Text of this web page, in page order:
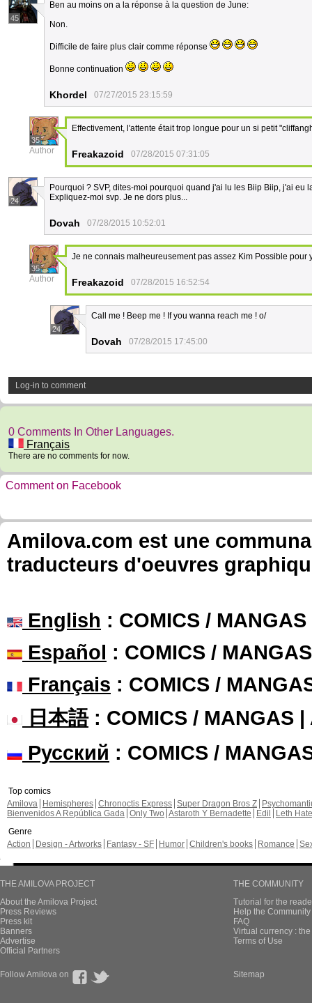
45
Ben au moins on a la réponse à la question de June:
Non.
Difficile de faire plus clair comme réponse
Bonne continuation
Khordel 07/27/2015 23:15:59
35
Author
Effectivement, l'attente était trop longue pour un si petit
Freakazoid 07/28/2015 07:31:05
24
Pourquoi ? SVP, dites-moi pourquoi quand j'ai lu les Biip Biip, j'ai
Expliquez-moi svp. Je ne dors plus...
Dovah 07/28/2015 10:52:01
35
Author
Je ne connais malheureusement pas assez Kim Possible pour
Freakazoid 07/28/2015 16:52:54
24
Call me ! Beep me ! If you wanna reach me ! o/
Dovah 07/28/2015 17:45:00
Log-in to comment
0 Comments In Other Languages.
Français
There are no comments for now.
Comment on Facebook
Amilova.com est une
traducteurs d'oeuvres
English : COMICS /
Español : COMICS /
Français : COMICS /
日本語: COMICS / MANGAS |
Русский : COMICS /
Top comics
Amilova
Hemispheres Chronoctis Express Super Dragon Bros Z
Bienvenidos A República Gada Only Two Astaroth Y Bernadette Edil
Leth Hate
Genre
Action
Design - Artworks Fantasy - SF Humor Children's books Romance
THE AMILOVA PROJECT
About the Amilova Project
Press Reviews
Press kit
Banners
Advertise
Official Partners
THE COMMUNITY
Tutorial for the
Help the
FAQ
Virtual currency :
Terms of Use
Follow Amilova on Sitemap